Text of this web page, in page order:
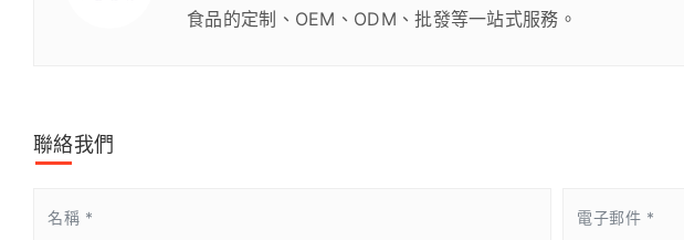
食品的定制、OEM、ODM、批發等一站式服務。
聯絡我們